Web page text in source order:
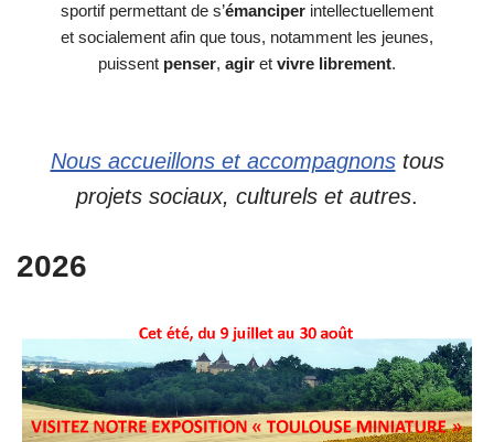
sportif permettant de s’émanciper intellectuellement
et socialement afin que tous, notamment les jeunes,
puissent penser, agir et vivre librement.
Nous accueillons et accompagnonstous
projets sociaux, culturels et autres.
2026